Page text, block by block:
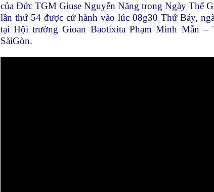
của Đức TGM Giuse Nguyễn Năng trong Ngày Thế
lần thứ 54 được cử hành vào lúc 08g30 Thứ Bảy,
tại Hội trường Gioan Baotixita Phạm Minh Mẫn –
SàiGòn.